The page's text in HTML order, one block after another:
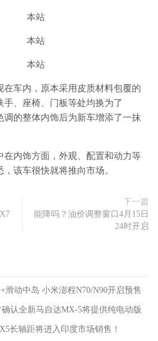
在车内，原本采用皮质材料包覆的
、座椅、门板等处均换为了
调的整体内饰后为新车增添了一抹
在内饰方面，外观、配置和动力等
该车很快就将推向市场。
下一篇
能降吗？油价调整窗口4月15日
24时开启
滑动中岛 小米澎程N70/N90开启预售
认全新马自达MX-5将提供纯电动版
长轴距将进入印度市场销售！